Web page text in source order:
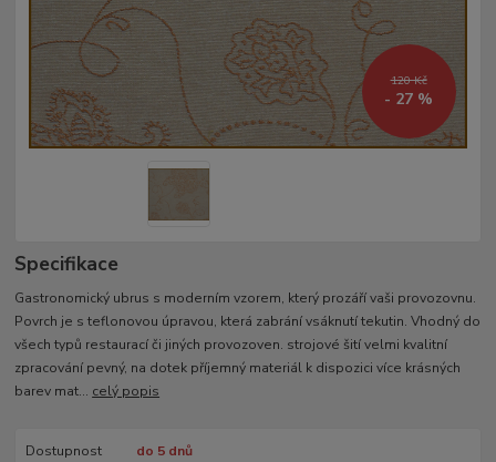
120 Kč
- 27 %
Specifikace
Gastronomický ubrus s moderním vzorem, který prozáří vaši provozovnu.
Povrch je s teflonovou úpravou, která zabrání vsáknutí tekutin. Vhodný do
všech typů restaurací či jiných provozoven. strojové šití velmi kvalitní
zpracování pevný, na dotek příjemný materiál k dispozici více krásných
barev mat... celý popis
Dostupnost do 5 dnů